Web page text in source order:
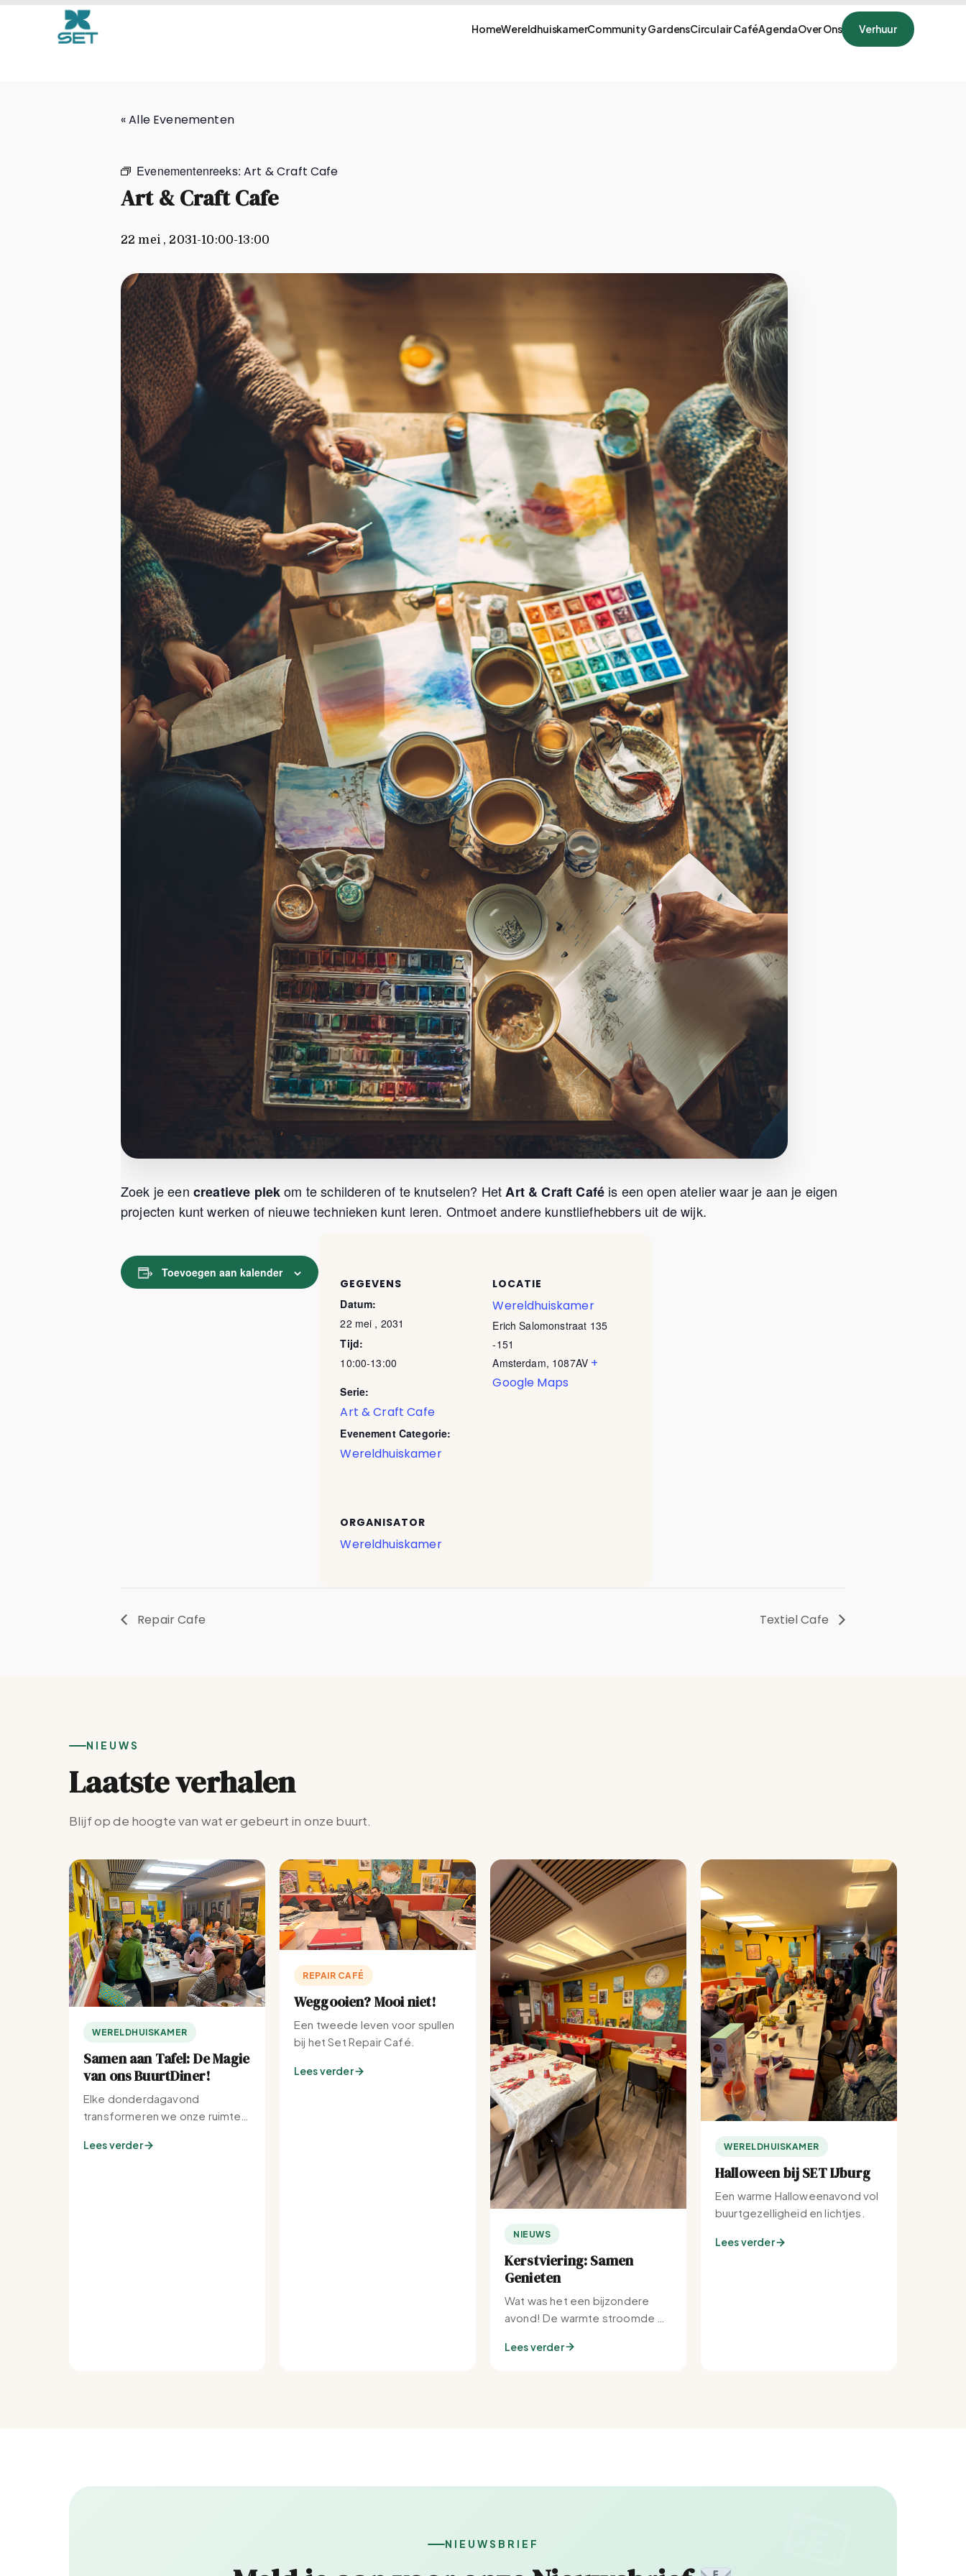
HomeWereldhuiskamerCommunity GardensCirculair CaféAgendaOver Ons Verhuur
Art & Craft Cafe
« Alle Evenementen
Evenementenreeks:Art & Craft Cafe
Art & Craft Cafe
22 mei , 2031-10:00-13:00
Zoek je een creatieve plekom te schilderen of te knutselen? Het Art & Craft Caféis een open atelier waar je aan je eigen
projecten kunt werken of nieuwe technieken kunt leren. Ontmoet andere kunstliefhebbers uit de wijk.
Toevoegen aan kalender
GEGEVENS
Datum:
22 mei , 2031
Tijd:
10:00-13:00
Serie:
Art & Craft Cafe
Evenement Categorie:
Wereldhuiskamer
LOCATIE
Wereldhuiskamer
Erich Salomonstraat 135
-151
Amsterdam, 1087AV +
Google Maps
ORGANISATOR
Wereldhuiskamer
Repair Cafe Textiel Cafe
NIEUWS
Laatste verhalen
Blijf op de hoogte van wat er gebeurt in onze buurt.
WERELDHUISKAMER
Samen aan Tafel: De Magie
van ons BuurtDiner!
Elke donderdagavond
transformeren we onze ruimte
buurt.
Lees verder
REPAIR CAFÉ
Weggooien? Mooi niet!
Een tweede leven voor spullen
bij het Set Repair Café.
Lees verder
NIEUWS
Kerstviering: Samen
Genieten
Wat was het een bijzondere
avond! De warmte stroomde bij
Lees verder
WERELDHUISKAMER
Halloween bij SET IJburg
Een warme Halloweenavond vol
buurtgezelligheid en lichtjes.
Lees verder
NIEUWSBRIEF